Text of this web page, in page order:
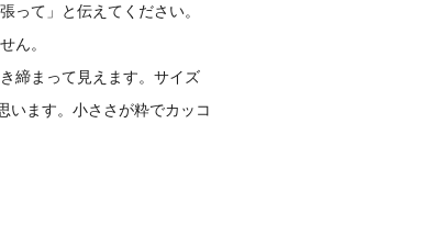
って」と伝えてください。
ん。
締まって見えます。サイズ
います。小ささが粋でカッコ